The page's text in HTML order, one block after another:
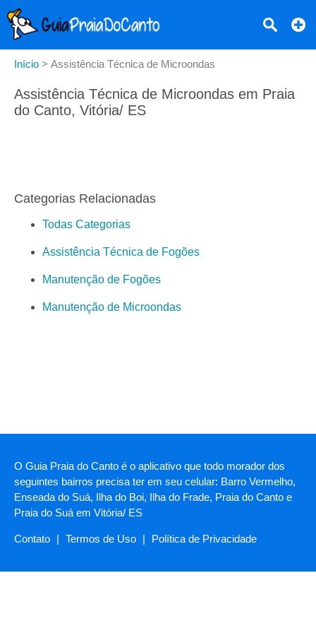
Início > Assistência Técnica de Microondas
Assistência Técnica de Microondas em Praia
do Canto, Vitória/ ES
Categorias Relacionadas
Todas Categorias
Assistência Técnica de Fogões
Manutenção de Fogões
Manutenção de Microondas
O Guia Praia do Canto é o aplicativo que todo morador dos
seguintes bairros precisa ter em seu celular: Barro Vermelho,
Enseada do Suá, Ilha do Boi, Ilha do Frade, Praia do Canto e
Praia do Suá em Vitória/ ES
Contato | Termos de Uso | Política de Privacidade